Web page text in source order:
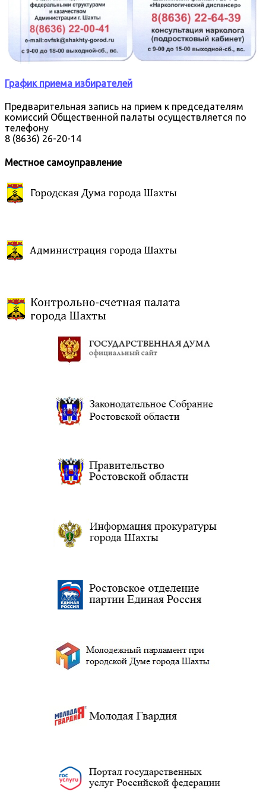
График приема избирателей
Предварительная запись на прием к председателям
комиссий Общественной палаты осуществляется по
телефону
8 (8636) 26-20-14
Местное самоуправление